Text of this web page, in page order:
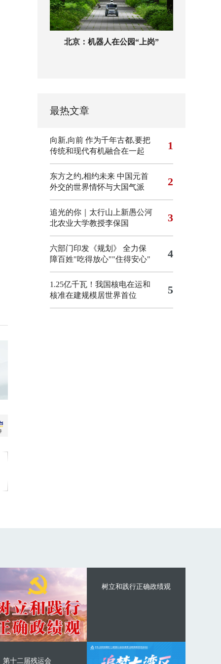
北京：机器人在公园“上岗”
最热文章
向新,向前 作为千年古都,要把
传统和现代有机融合在一起
1
东方之约,相约未来 中国元首
外交的世界情怀与大国气派
2
追光的你｜太行山上新愚公河
北农业大学教授李保国
3
六部门印发《规划》 全力保
障百姓"吃得放心""住得安心"
4
1.25亿千瓦！我国核电在运和
核准在建规模居世界首位
5
树立和践行正确政绩观
第十二届残运会